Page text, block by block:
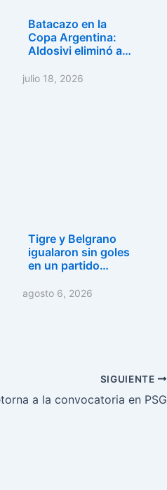
Batacazo en la
Copa Argentina:
Aldosivi eliminó a…
julio 18, 2026
Tigre y Belgrano
igualaron sin goles
en un partido…
agosto 6, 2026
SIGUIENTE
a la convocatoria en PSG